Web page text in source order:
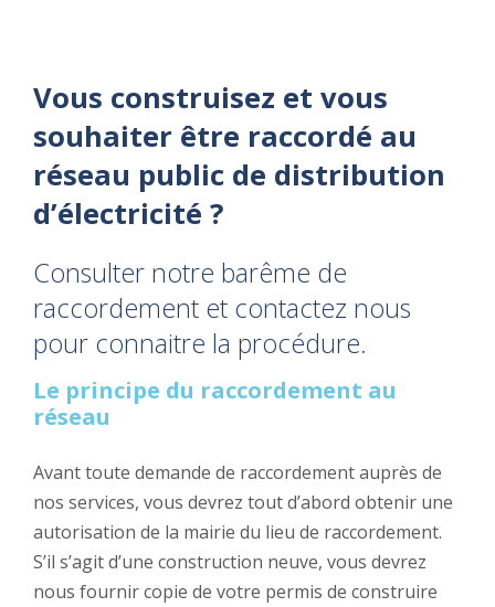
Vous construisez et vous
souhaiter être raccordé au
réseau public de distribution
d’électricité ?
Consulter notre barême de
raccordement et contactez nous
pour connaitre la procédure.
Le principe du raccordement au
réseau
Avant toute demande de raccordement auprès de
nos services, vous devrez tout d’abord obtenir une
autorisation de la mairie du lieu de raccordement.
S’il s’agit d’une construction neuve, vous devrez
nous fournir copie de votre permis de construire